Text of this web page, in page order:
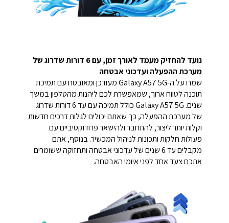
נועד להחזיק מעמד לאורך זמן, עם 6 דורות שדרוג של
מערכת ההפעלה ועדכוני אבטחה
שמרו על ה-Galaxy A57 5G מעודכן ומאובטח עם תמיכת
תוכנה לטווח ארוך, שמאפשרת לכם ליהנות מהטלפון במשך
שנים. Galaxy A57 5G כולל תמיכה עם עד 6 דורות שדרוג
של מערכת ההפעלה, כך שאתם יכולים לגלות דרכים חדשות
וקלות יותר ליצור, להתחבר ולהישאר פרודוקטיביים עם
פעולות חלקות ותכונות לניהול המכשיר. בנוסף, אתם
מקבלים עד 6 שנים של עדכוני אבטחה ותחזוקה ששומרים
אתכם צעד אחד לפני איומי האבטחה.